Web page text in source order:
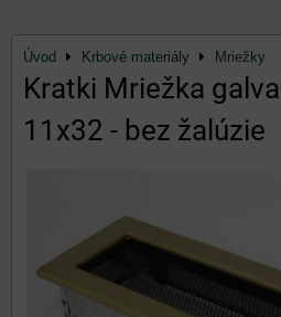
Úvod Krbové materiály Mriežky
Kratki Mriežka
11x32 - bez žalúzie